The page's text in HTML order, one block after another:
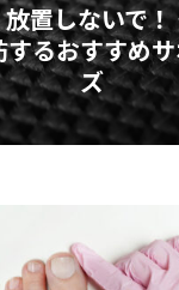
置しないで
るおすすめ
ズ